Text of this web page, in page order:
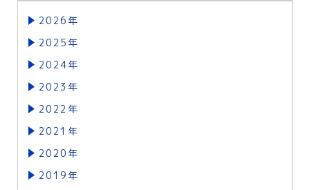
2026年
2025年
2024年
2023年
2022年
2021年
2020年
2019年